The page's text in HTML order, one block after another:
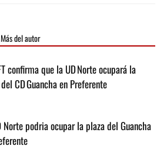
Más del autor
confirma que la UD Norte ocupará la
CD Guancha en Preferente
Norte podria ocupar la plaza del Guancha